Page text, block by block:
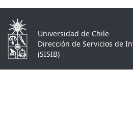
Universidad de Chile
Dirección de Servicios de
(SISIB)